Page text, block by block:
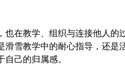
在教学、组织与连接他人的
雪教学中的耐心指导，还是
己的归属感。